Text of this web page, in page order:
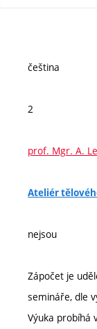
čeština
2
prof. Mgr. A.
Ateliér
nejsou
Zápočet je
semináře, dle
Výuka probíhá